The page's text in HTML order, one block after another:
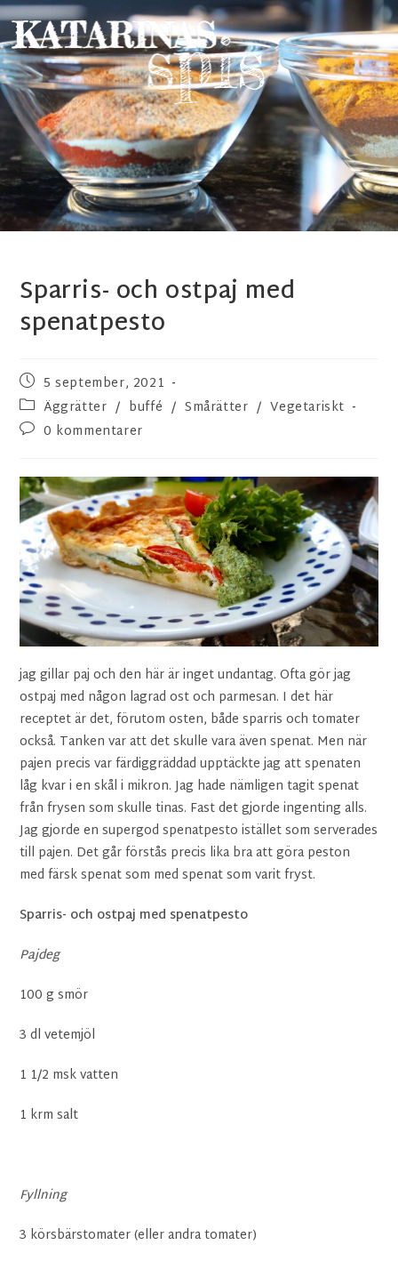
Sparris- och ostpaj med
spenatpesto
5 september, 2021
Äggrätter / buffé / Smårätter / Vegetariskt
0 kommentarer
jag gillar paj och den här är inget undantag. Ofta gör jag
ostpaj med någon lagrad ost och parmesan. I det här
receptet är det, förutom osten, både sparris och tomater
också. Tanken var att det skulle vara även spenat. Men när
pajen precis var färdiggräddad upptäckte jag att spenaten
låg kvar i en skål i mikron. Jag hade nämligen tagit spenat
från frysen som skulle tinas. Fast det gjorde ingenting alls.
Jag gjorde en supergod spenatpesto istället som serverades
till pajen. Det går förstås precis lika bra att göra peston
med färsk spenat som med spenat som varit fryst.
Sparris- och ostpaj med spenatpesto
Pajdeg
100 g smör
3 dl vetemjöl
1 1/2 msk vatten
1 krm salt
Fyllning
3 körsbärstomater (eller andra tomater)